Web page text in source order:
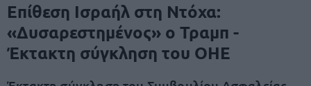
Επίθεση Ισραήλ στη Ντόχα:
«Δυσαρεστημένος» ο Τραμπ -
Έκτακτη σύγκληση του ΟΗΕ